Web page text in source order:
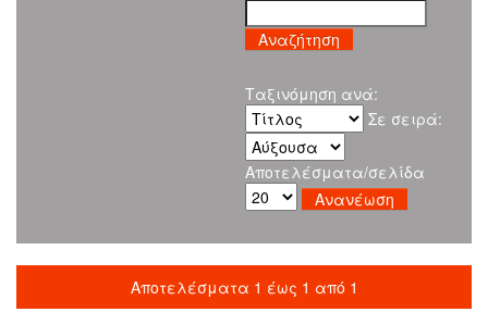
Ταξινόμηση ανά:
Σε σειρά:
Αποτελέσματα/σελίδα
Αποτελέσματα 1 έως 1 από 1